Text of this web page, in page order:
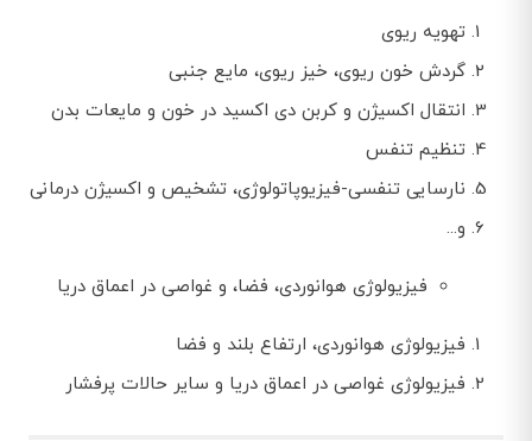
تهویه ریوی
گردش خون ریوی، خیز ریوی، مایع جنبی
انتقال اکسیژن و کربن دی اکسید در خون و مایعات بدن
تنظیم تنفس
نارسایی تنفسی-فیزیوپاتولوژی، تشخیص و اکسیژن درمانی
و...
فیزیولوژی هوانوردی، فضا، و غواصی در اعماق دریا
فیزیولوژی هوانوردی، ارتفاع بلند و فضا
فیزیولوژی غواصی در اعماق دریا و سایر حالات پرفشار